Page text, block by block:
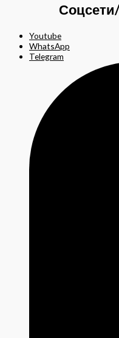
Youtube
WhatsApp
Telegram